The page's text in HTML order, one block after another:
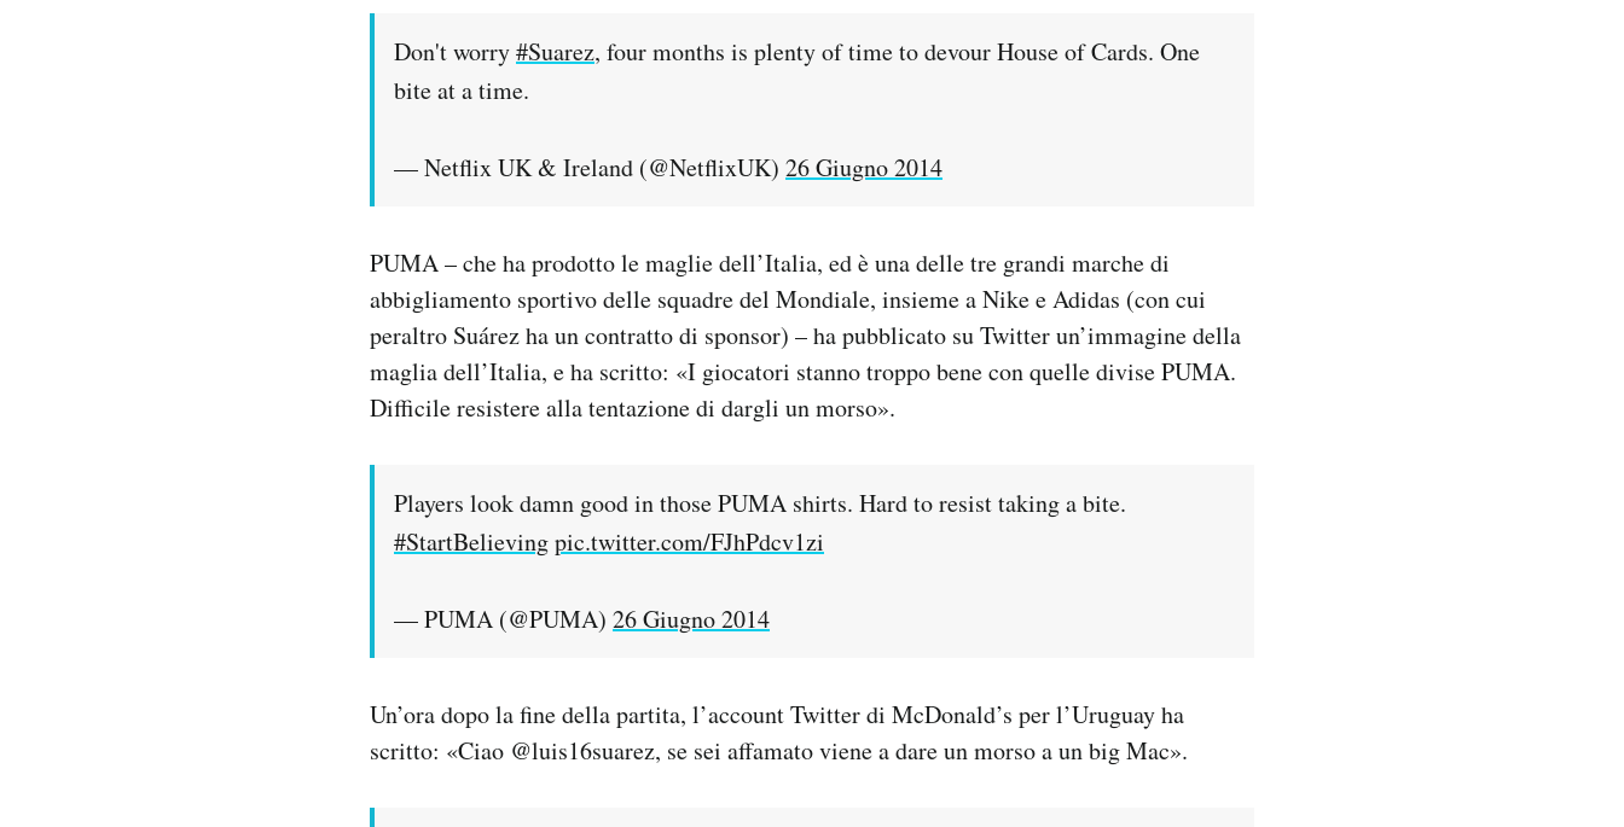
Don't worry#Suarez, four months is plenty of time to devour House of Cards. One
bite at a time.
— Netflix UK & Ireland (@NetflixUK) 26 Giugno 2014
PUMA – che ha prodotto le maglie dell’Italia, ed è una delle tre grandi marche di
abbigliamento sportivo delle squadre del Mondiale, insieme a Nike e Adidas (con cui
peraltro Suárez ha un contratto di sponsor) – ha pubblicato su Twitter un’immagine della
maglia dell’Italia, e ha scritto: «I giocatori stanno troppo bene con quelle divise PUMA.
Difficile resistere alla tentazione di dargli un morso».
Players look damn good in those PUMA shirts. Hard to resist taking a bite.
#StartBelievingpic.twitter.com/FJhPdcv1zi
— PUMA (@PUMA) 26 Giugno 2014
Un’ora dopo la fine della partita, l’account Twitter di McDonald’s per l’Uruguay ha
scritto: «Ciao @luis16suarez, se sei affamato viene a dare un morso a un big Mac».